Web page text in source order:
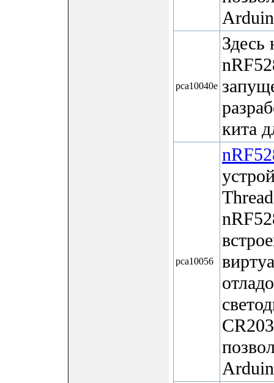
pca10040e
Здесь
кита
pca10056